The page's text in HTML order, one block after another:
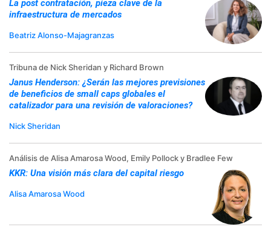
La post contratación, pieza clave de la
infraestructura de mercados
Beatriz Alonso-Majagranzas
Tribuna de Nick Sheridan y Richard Brown
Janus Henderson: ¿Serán las mejores previsiones
de beneficios de small caps globales el
catalizador para una revisión de valoraciones?
Nick Sheridan
Análisis de Alisa Amarosa Wood, Emily Pollock y Bradlee Few
KKR: Una visión más clara del capital riesgo
Alisa Amarosa Wood